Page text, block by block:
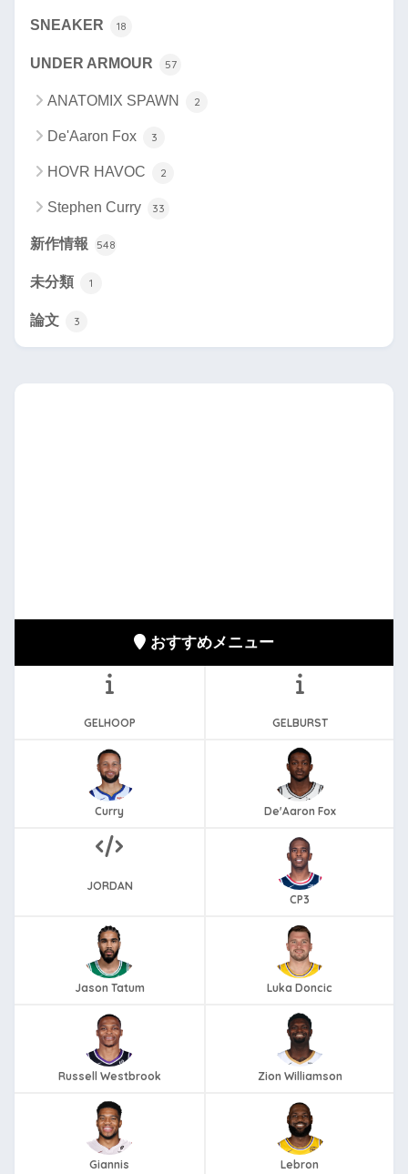
SNEAKER 18
UNDER ARMOUR 57
ANATOMIX SPAWN 2
De'Aaron Fox 3
HOVR HAVOC 2
Stephen Curry 33
新作情報 548
未分類 1
論文 3
おすすめメニュー
GELHOOP GELBURST
Curry De'Aaron Fox
JORDAN
CP3
Jason Tatum Luka Doncic
Russell Westbrook Zion Williamson
Giannis Lebron